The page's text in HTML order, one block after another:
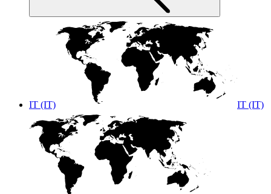
IT (IT) IT (IT)